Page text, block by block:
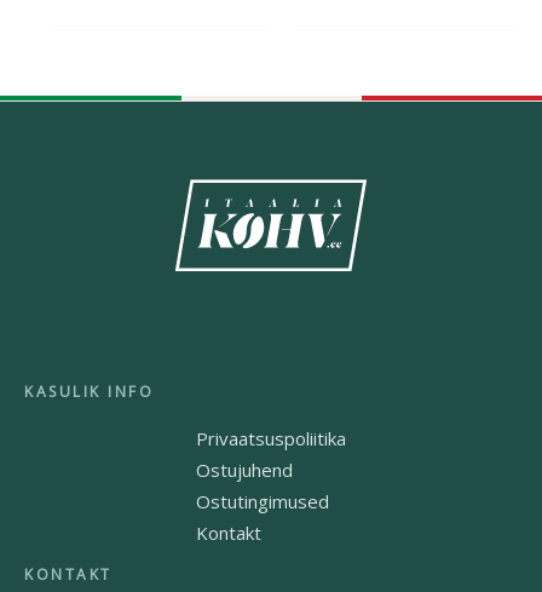
Privaatsuspoliitika
Ostujuhend
Ostutingimused
Kontakt